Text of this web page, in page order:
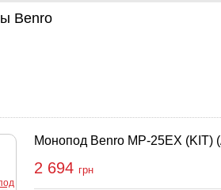
Benro
Монопод Benro MP-25EX (KIT)
2 694 грн